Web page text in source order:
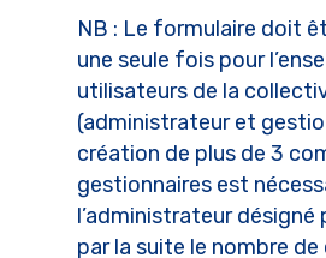
NB : Le formulaire doit
une seule fois pour
utilisateurs de la
(administrateur et
création de plus de 3
gestionnaires est
l’administrateur désigné
par la suite le nombre